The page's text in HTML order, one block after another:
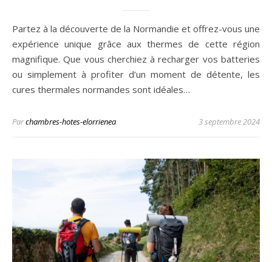
Partez à la découverte de la Normandie et offrez-vous une
expérience unique grâce aux thermes de cette région
magnifique. Que vous cherchiez à recharger vos batteries
ou simplement à profiter d’un moment de détente, les
cures thermales normandes sont idéales…
Parchambres-hotes-elorrienea 3 septembre 2024